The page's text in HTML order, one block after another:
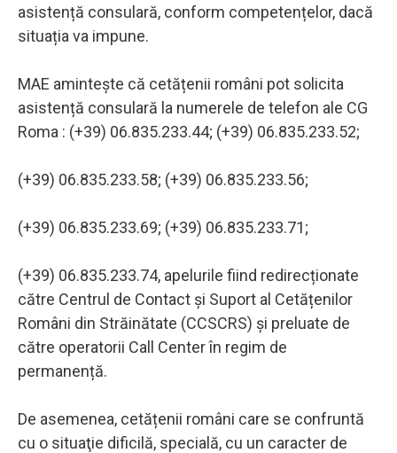
asistență consulară, conform competențelor, dacă
situația va impune.
MAE amintește că cetățenii români pot solicita
asistență consulară la numerele de telefon ale CG
Roma : (+39) 06.835.233.44; (+39) 06.835.233.52;
(+39) 06.835.233.58; (+39) 06.835.233.56;
(+39) 06.835.233.69; (+39) 06.835.233.71;
(+39) 06.835.233.74, apelurile fiind redirecționate
către Centrul de Contact și Suport al Cetățenilor
Români din Străinătate (CCSCRS) şi preluate de
către operatorii Call Center în regim de
permanență.
De asemenea, cetățenii români care se confruntă
cu o situaţie dificilă, specială, cu un caracter de